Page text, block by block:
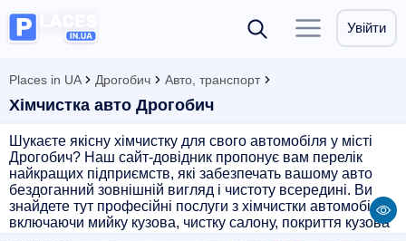
Увійти
Places in UA Дрогобич Авто, транспорт
Хімчистка авто Дрогобич
Шукаєте якісну хімчистку для свого автомобіля у місті
Дрогобич? Наш сайт-довідник пропонує вам перелік
найкращих підприємств, які забезпечать вашому авто
бездоганний зовнішній вигляд і чистоту всередині. Ви
знайдете тут професійні послуги з хімчистки автомобілів,
включаючи мийку кузова, чистку салону, покриття кузова